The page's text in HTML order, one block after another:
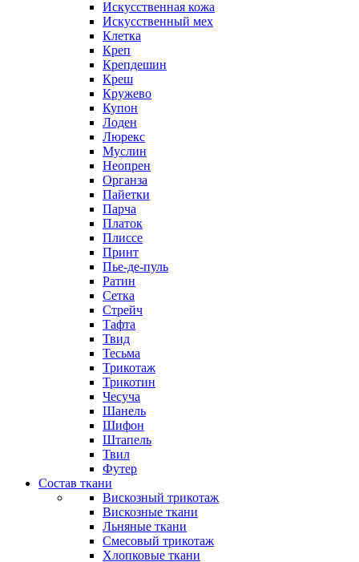
Искусственная кожа
Искусственный мех
Клетка
Креп
Крепдешин
Креш
Кружево
Купон
Лоден
Люрекс
Муслин
Неопрен
Органза
Пайетки
Парча
Платок
Плиссе
Принт
Пье-де-пуль
Ратин
Сетка
Стрейч
Тафта
Твид
Тесьма
Трикотаж
Трикотин
Чесуча
Шанель
Шифон
Штапель
Твил
Футер
Состав ткани
Вискозный трикотаж
Вискозные ткани
Льняные ткани
Смесовый трикотаж
Хлопковые ткани